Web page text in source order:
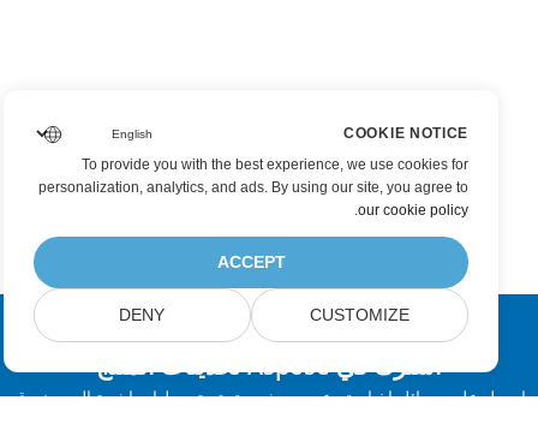
اشترك في Aspose تحديثات المنتج
احصل على رسائل إخبارية وعروض شهرية يتم توصيلها مباشرة إلى صندوق
COOKIE NOTICE
To provide you with the best experience, we use cookies for
personalization, analytics, and ads. By using our site, you agree to
our cookie policy
.
ACCEPT
CUSTOMIZE
DENY